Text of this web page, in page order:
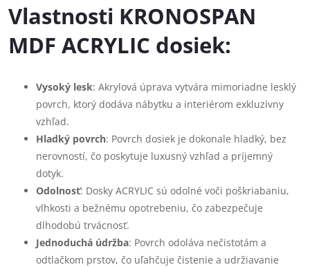
Vlastnosti KRONOSPAN
MDF ACRYLIC dosiek:
Vysoký lesk: Akrylová úprava vytvára mimoriadne lesklý
povrch, ktorý dodáva nábytku a interiérom exkluzívny
vzhľad.
Hladký povrch: Povrch dosiek je dokonale hladký, bez
nerovností, čo poskytuje luxusný vzhľad a príjemný
dotyk.
Odolnosť: Dosky ACRYLIC sú odolné voči poškriabaniu,
vlhkosti a bežnému opotrebeniu, čo zabezpečuje
dlhodobú trvácnosť.
Jednoduchá údržba: Povrch odoláva nečistotám a
odtlačkom prstov, čo uľahčuje čistenie a udržiavanie